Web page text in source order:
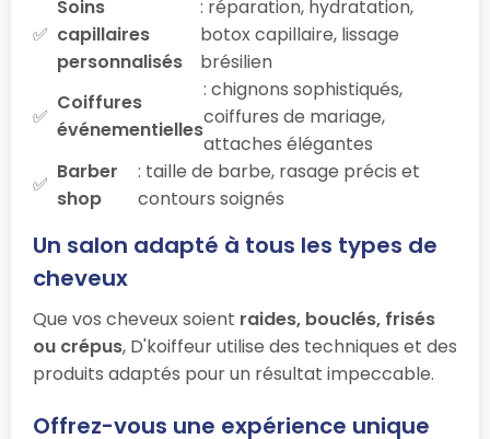
Soins
capillaires
personnalisés
: réparation, hydratation,
botox capillaire, lissage
brésilien
Coiffures
événementielles
: chignons sophistiqués,
coiffures de mariage,
attaches élégantes
Barber
shop
: taille de barbe, rasage précis et
contours soignés
Un salon adapté à tous les types de
cheveux
Que vos cheveux soient raides, bouclés, frisés
ou crépus, D'koiffeur utilise des techniques et des
produits adaptés pour un résultat impeccable.
Offrez-vous une expérience unique